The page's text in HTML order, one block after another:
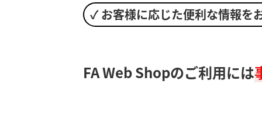
✓ お客様に応じた便利な情報を
FA Web Shopのご利用には